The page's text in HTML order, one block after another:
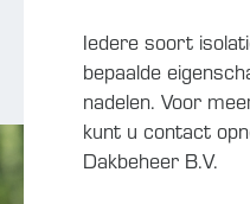
Iedere soort
bepaalde
nadelen. Voor
kunt u contact
Dakbeheer B.V.